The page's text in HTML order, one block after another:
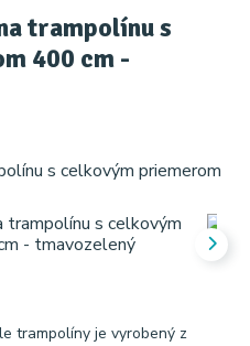
trampolínu s
400 cm -
trampolíny je vyrobený z